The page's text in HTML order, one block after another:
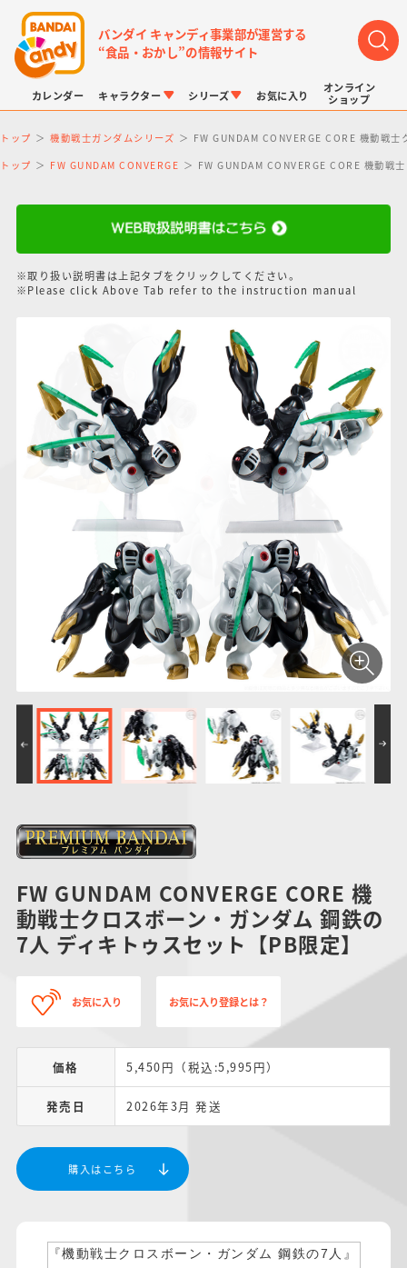
バンダイ キャンディ事業部が運営する
“食品・おかし”の情報サイト
カレンダー キャラクター
仮面ライダーシリー
ズ
PROJECT R.E.D.・
スーパー戦隊シリー
ズ
ガンダムシリーズ
ポケットモンスター
アンパンマン
サンリオキャラクタ
ーズ
たまご
シリーズ
キャラパキ
つりグミ
にふぉるめーしょん
SMPシリーズ
ポケモンスケールワ
ールド
キャラデコ
お気に入り
オンライン
ショップ
トップ 機動戦士ガンダムシリーズ FW GUNDAM CONVERGE CORE 機動戦
トップ FW GUNDAM CONVERGE FW GUNDAM CONVERGE CORE 機動戦
※取り扱い説明書は上記タブをクリックしてください。
※Please click Above Tab refer to the instruction manual
FW GUNDAM CONVERGE CORE 機
動戦士クロスボーン・ガンダム 鋼鉄の
7人 ディキトゥスセット【PB限定】
お気に入り お気に入り登録とは？
価格 5,450円（税込:5,995円）
発売日 2026年3月 発送
購入はこちら
『機動戦士クロスボーン・ガンダム 鋼鉄の7人』